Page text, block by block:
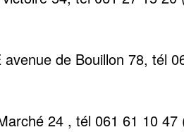
avenue de Bouillon 78, tél
24 , tél 061 61 10 47